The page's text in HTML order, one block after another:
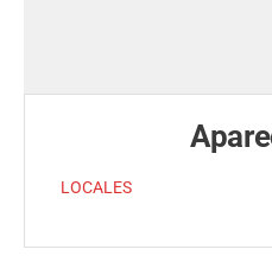
LOCALES